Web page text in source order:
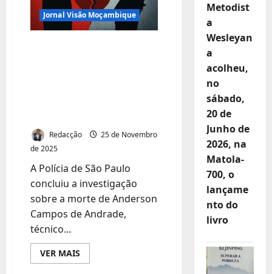
Jornal Visão Moçambique
Redacção
25 de Novembro
de 2025
A Polícia de São Paulo
concluiu a investigação
sobre a morte de Anderson
Campos de Andrade,
técnico...
VER MAIS
mais
Metodist
a
Wesleyan
a
acolheu,
no
sábado,
20 de
Junho de
2026, na
Matola-
700, o
lançame
nto do
livro